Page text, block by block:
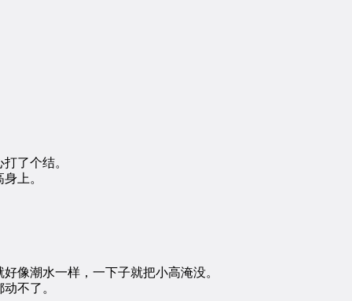
了个结。
上。
潮水一样，一下子就把小高淹没。
不了。